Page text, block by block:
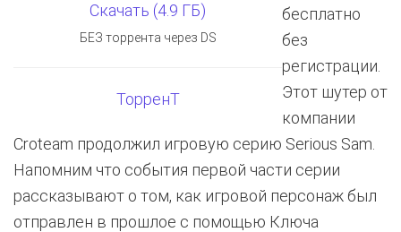
Скачать (4.9 ГБ)
БЕЗ торрента через DS
ТорренТ
бесплатно
без
регистрации.
Этот шутер от
компании
Croteam продолжил игровую серию Serious Sam.
Напомним что события первой части серии
рассказывают о том, как игровой персонаж был
отправлен в прошлое с помощью Ключа